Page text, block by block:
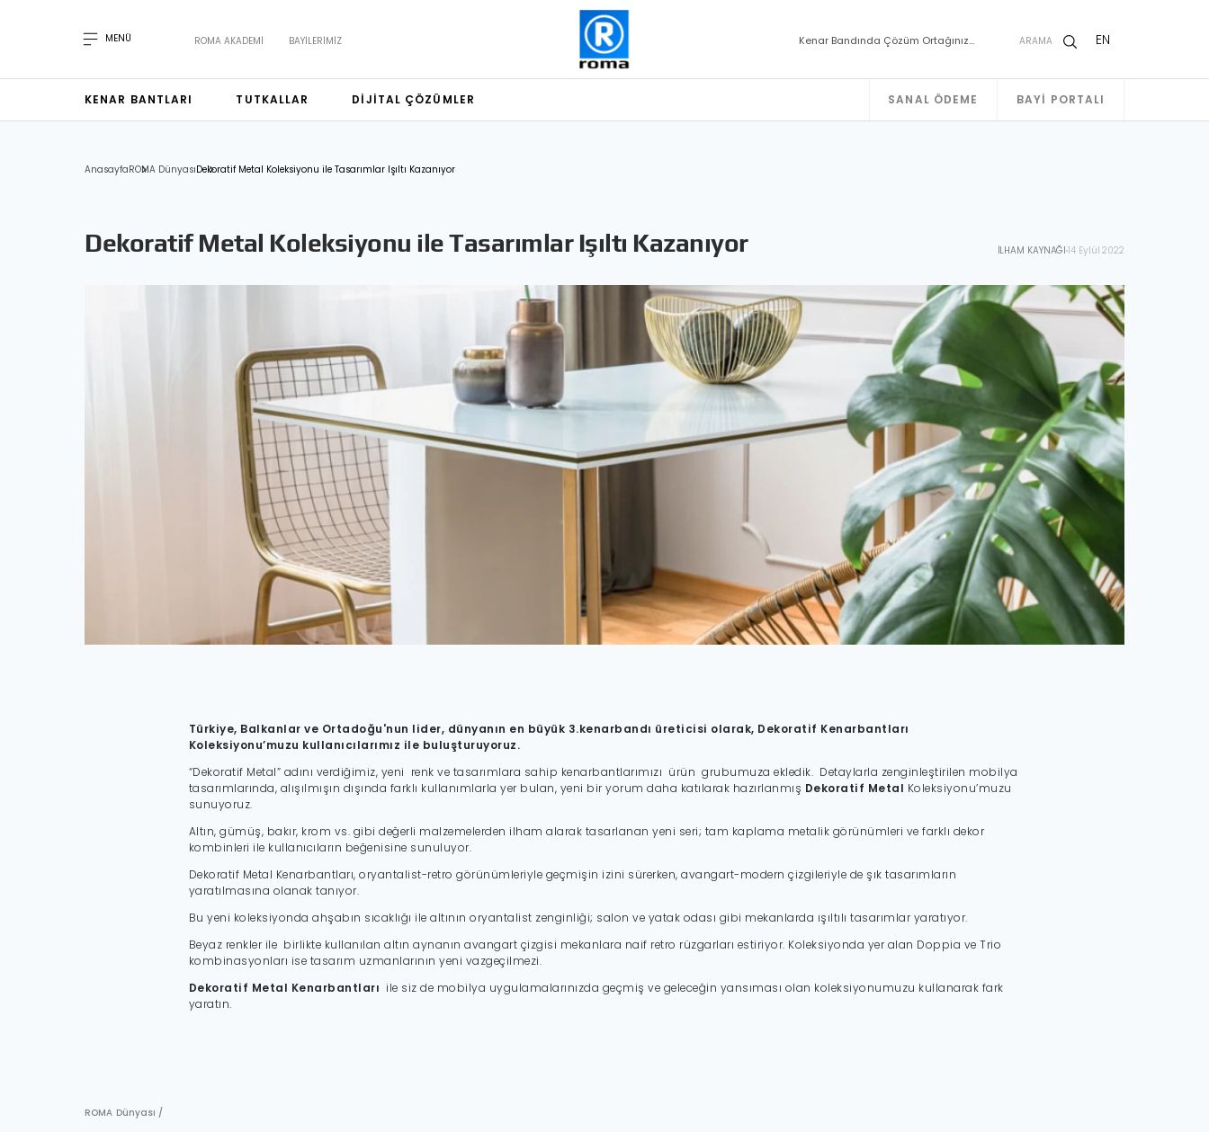
MENÜ ROMA AKADEMI BAYILERIMIZ Kenar Bandında Çözüm Ortağınız… ARAMA EN
KENAR BANTLARI TUTKALLAR DIJITAL ÇÖZÜMLER SANAL ÖDEME BAYI PORTALI
AnasayfaROMA DünyasıDekoratif Metal Koleksiyonu ile Tasarımlar Işıltı Kazanıyor
Dekoratif Metal Koleksiyonu ile Tasarımlar Işıltı Kazanıyor İLHAM KAYNAĞI14 Eylül 2022
Türkiye, Balkanlar ve Ortadoğu'nun lider, dünyanın en büyük 3.kenarbandı üreticisi olarak, Dekoratif Kenarbantları
Koleksiyonu’muzu kullanıcılarımız ile buluşturuyoruz.
“Dekoratif Metal” adını verdiğimiz, yeni renk ve tasarımlara sahip kenarbantlarımızı ürün grubumuza ekledik. Detaylarla zenginleştirilen mobilya
tasarımlarında, alışılmışın dışında farklı kullanımlarla yer bulan, yeni bir yorum daha katılarak hazırlanmış Dekoratif Metal Koleksiyonu’muzu
sunuyoruz.
Altın, gümüş, bakır, krom vs. gibi değerli malzemelerden ilham alarak tasarlanan yeni seri; tam kaplama metalik görünümleri ve farklı dekor
kombinleri ile kullanıcıların beğenisine sunuluyor.
Dekoratif Metal Kenarbantları, oryantalist-retro görünümleriyle geçmişin izini sürerken, avangart-modern çizgileriyle de şık tasarımların
yaratılmasına olanak tanıyor.
Bu yeni koleksiyonda ahşabın sıcaklığı ile altının oryantalist zenginliği; salon ve yatak odası gibi mekanlarda ışıltılı tasarımlar yaratıyor.
Beyaz renkler ile birlikte kullanılan altın aynanın avangart çizgisi mekanlara naif retro rüzgarları estiriyor. Koleksiyonda yer alan Doppia ve Trio
kombinasyonları ise tasarım uzmanlarının yeni vazgeçilmezi.
Dekoratif Metal Kenarbantları ile siz de mobilya uygulamalarınızda geçmiş ve geleceğin yansıması olan koleksiyonumuzu kullanarak fark
yaratın.
ROMA Dünyası /